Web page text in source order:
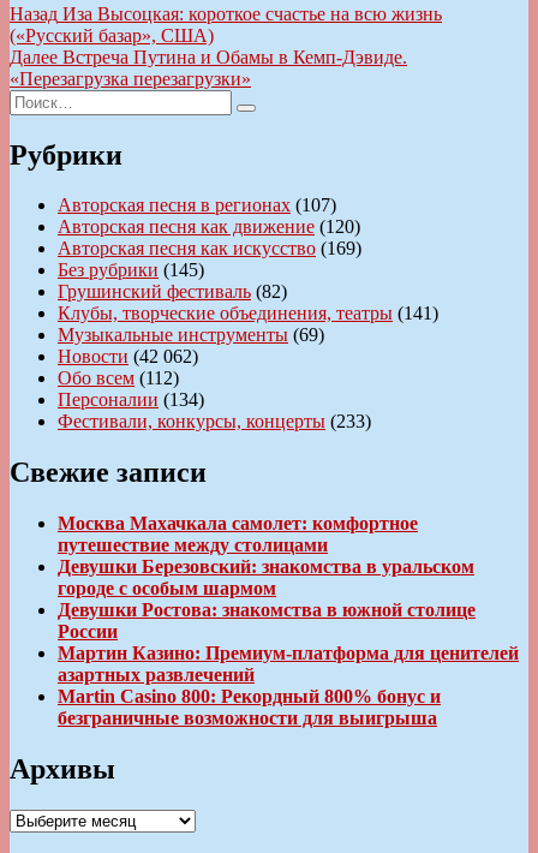
Навигация
по
записям
Назад Предыдущая
запись:
Иза Высоцкая: короткое счастье на всю жизнь
(«Русский базар», США)
Далее Следующая
запись:
Встреча Путина и Обамы в Кемп-Дэвиде.
«Перезагрузка перезагрузки»
Искать:
Поиск
Рубрики
Авторская песня в регионах (107)
Авторская песня как движение (120)
Авторская песня как искусство (169)
Без рубрики (145)
Грушинский фестиваль (82)
Клубы, творческие объединения, театры (141)
Музыкальные инструменты (69)
Новости (42 062)
Обо всем (112)
Персоналии (134)
Фестивали, конкурсы, концерты (233)
Свежие записи
Москва Махачкала самолет: комфортное
путешествие между столицами
Девушки Березовский: знакомства в уральском
городе с особым шармом
Девушки Ростова: знакомства в южной столице
России
Мартин Казино: Премиум-платформа для ценителей
азартных развлечений
Martin Casino 800: Рекордный 800% бонус и
безграничные возможности для выигрыша
Архивы
Архивы